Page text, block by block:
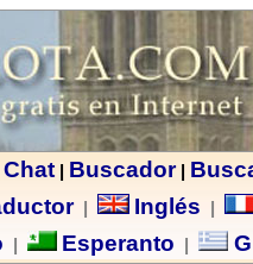
Chat| Buscador|
| Inglés
Esperanto